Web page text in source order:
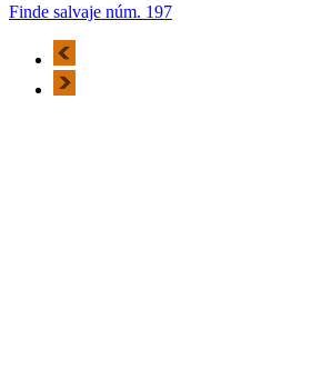
Finde salvaje núm. 197